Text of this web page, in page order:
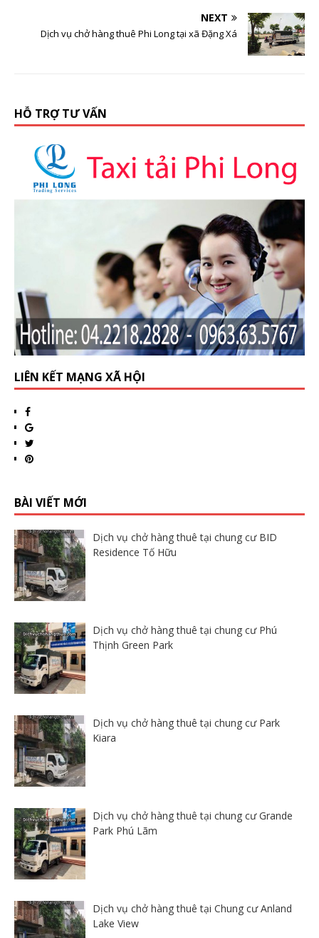
NEXT
Dịch vụ chở hàng thuê Phi Long tại xã Đặng Xá
HỖ TRỢ TƯ VẤN
LIÊN KẾT MẠNG XÃ HỘI
BÀI VIẾT MỚI
Dịch vụ chở hàng thuê tại chung cư BID
Residence Tố Hữu
Dịch vụ chở hàng thuê tại chung cư Phú
Thịnh Green Park
Dịch vụ chở hàng thuê tại chung cư Park
Kiara
Dịch vụ chở hàng thuê tại chung cư Grande
Park Phú Lãm
Dịch vụ chở hàng thuê tại Chung cư Anland
Lake View